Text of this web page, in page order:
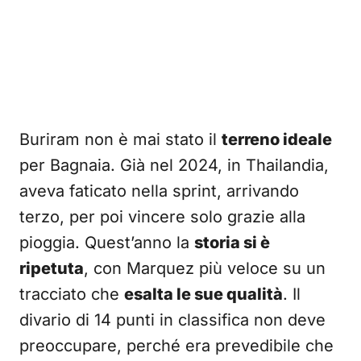
Buriram non è mai stato il terreno ideale
per Bagnaia. Già nel 2024, in Thailandia,
aveva faticato nella sprint, arrivando
terzo, per poi vincere solo grazie alla
pioggia. Quest’anno la storia si è
ripetuta, con Marquez più veloce su un
tracciato che esalta le sue qualità. Il
divario di 14 punti in classifica non deve
preoccupare, perché era prevedibile che